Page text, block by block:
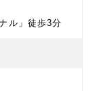
ル」徒歩3分